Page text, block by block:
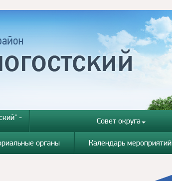
- Совет округа
органы Календарь мероприятий